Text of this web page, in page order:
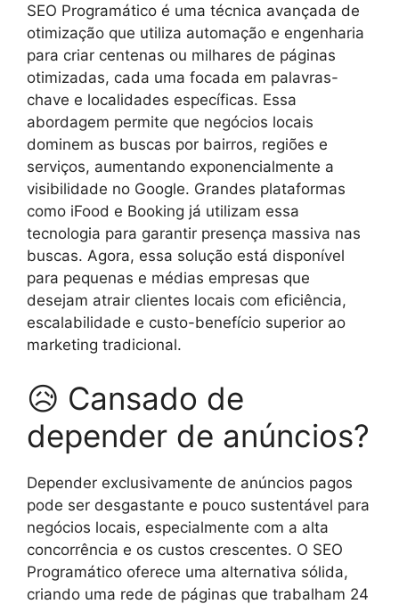
SEO Programático é uma técnica avançada de
otimização que utiliza automação e engenharia
para criar centenas ou milhares de páginas
otimizadas, cada uma focada em palavras-
chave e localidades específicas. Essa
abordagem permite que negócios locais
dominem as buscas por bairros, regiões e
serviços, aumentando exponencialmente a
visibilidade no Google. Grandes plataformas
como iFood e Booking já utilizam essa
tecnologia para garantir presença massiva nas
buscas. Agora, essa solução está disponível
para pequenas e médias empresas que
desejam atrair clientes locais com eficiência,
escalabilidade e custo-benefício superior ao
marketing tradicional.
😥 Cansado de
depender de anúncios?
Depender exclusivamente de anúncios pagos
pode ser desgastante e pouco sustentável para
negócios locais, especialmente com a alta
concorrência e os custos crescentes. O SEO
Programático oferece uma alternativa sólida,
criando uma rede de páginas que trabalham 24